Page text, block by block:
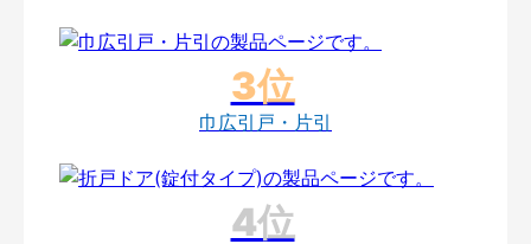
巾広引戸・片引